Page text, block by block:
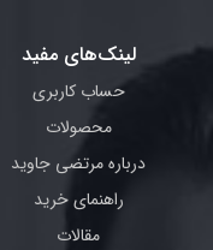
لینک‌های مفید
حساب کاربری
محصولات
درباره مرتضی جاوید
راهنمای خرید
مقالات